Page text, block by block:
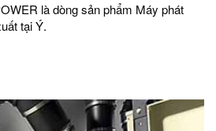
là dòng sản phẩm Máy phát
tại Ý.